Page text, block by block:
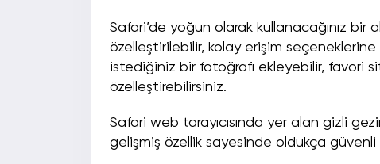
Safari’de yoğun olarak kullanacağınız bir
özelleştirilebilir, kolay erişim seçeneklerine
istediğiniz bir fotoğrafı ekleyebilir, favori
özelleştirebilirsiniz.
Safari web tarayıcısında yer alan gizli
gelişmiş özellik sayesinde oldukça